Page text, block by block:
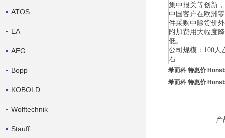
ATOS
EA
AEG
Bopp
KOBOLD
Wolftechnik
Stauff
集中报关等创新
中国客户在欧洲
件采购中除货价
附加费用大幅度降
低。
公司规模： 100人
右
希而科 特惠价
希而科 特惠价
产